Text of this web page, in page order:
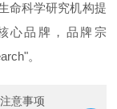
命科学研究机构提
心品牌，品牌宗
。
意事项